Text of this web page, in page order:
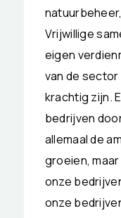
Vrijwillige
eigen
van de
krachtig zijn.
bedrijven
allemaal de
groeien,
onze
onze